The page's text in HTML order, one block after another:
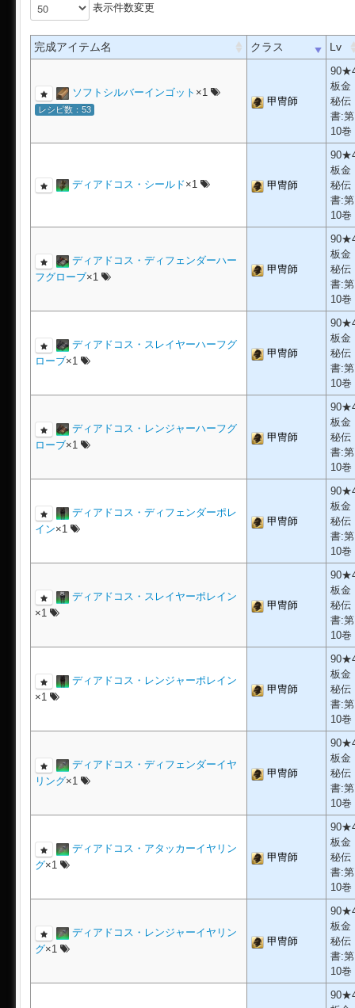
表示件数変更
完成アイテム名 クラス Lv
ソフトシルバーインゴット ×1
レシピ数：53
甲冑師
板金
秘伝
書:第
10巻
ディアドコス・シールド×1 甲冑師
板金
秘伝
書:第
10巻
ディアドコス・ディフェンダーハー
フグローブ×1
甲冑師
板金
秘伝
書:第
10巻
ディアドコス・スレイヤーハーフグ
ローブ×1
甲冑師
板金
秘伝
書:第
10巻
ディアドコス・レンジャーハーフグ
ローブ×1
甲冑師
板金
秘伝
書:第
10巻
ディアドコス・ディフェンダーポレ
イン×1
甲冑師
板金
秘伝
書:第
10巻
ディアドコス・スレイヤーポレイン
×1
甲冑師
板金
秘伝
書:第
10巻
ディアドコス・レンジャーポレイン
×1
甲冑師
板金
秘伝
書:第
10巻
ディアドコス・ディフェンダーイヤ
リング×1
甲冑師
板金
秘伝
書:第
10巻
ディアドコス・アタッカーイヤリン
グ×1
甲冑師
板金
秘伝
書:第
10巻
ディアドコス・レンジャーイヤリン
グ×1
甲冑師
板金
秘伝
書:第
10巻